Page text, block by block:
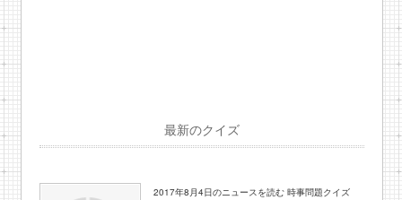
最新のクイズ
2017年8月4日のニュースを読む 時事問題クイズ